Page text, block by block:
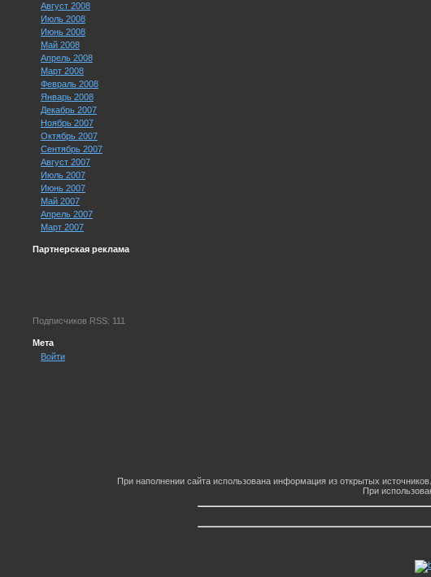
Август 2008
Июль 2008
Июнь 2008
Май 2008
Апрель 2008
Март 2008
Февраль 2008
Январь 2008
Декабрь 2007
Ноябрь 2007
Октябрь 2007
Сентябрь 2007
Август 2007
Июль 2007
Июнь 2007
Май 2007
Апрель 2007
Март 2007
Партнерская реклама
Подписчиков RSS: 111
Мета
Войти
При наполнении сайта использована информация из открытых
При